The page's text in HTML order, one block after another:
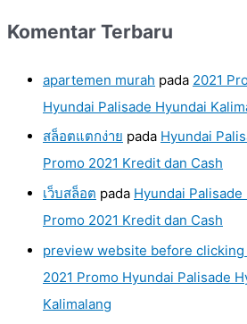
Komentar Terbaru
apartemen murah pada 2021
Hyundai Palisade Hyundai
สล็อตแตกง่าย pada Hyundai
Promo 2021 Kredit dan Cash
เว็บสล็อต pada Hyundai Palisade
Promo 2021 Kredit dan Cash
preview website before
2021 Promo Hyundai Palisade
Kalimalang